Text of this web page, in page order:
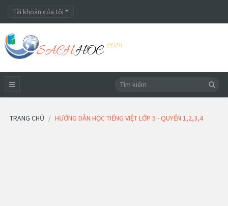
Tài khoản của tôi
TRANG CHỦ HƯỚNG DẪN HỌC TIẾNG VIỆT LỚP 5 - QUYỂN 1,2,3,4